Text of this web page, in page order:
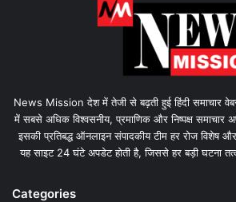
News Mission देश में तेजी से बढ़ती हुई हिंदी समाचार
में सबसे अधिक विश्वसनीय, प्रमाणिक और निष्पक्ष समाचार
इसकी प्रतिबद्ध ऑनलाइन संपादकीय टीम हर रोज विशेष
यह साइट 24 घंटे अपडेट होती है, जिससे हर बड़ी घटना
Categories